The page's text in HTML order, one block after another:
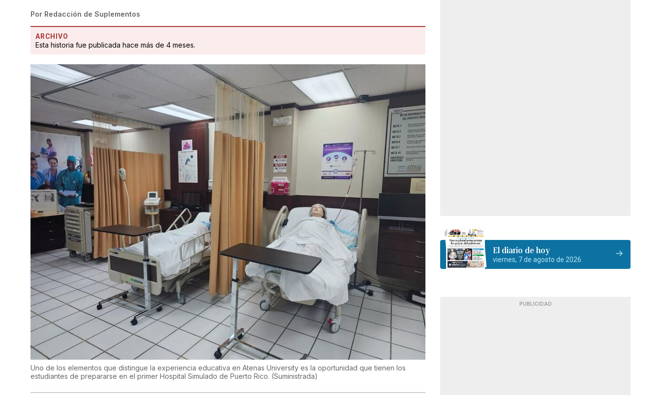
Por Redacción de Suplementos
ARCHIVO
Esta historia fue publicada hace más de 4 meses.
Uno de los elementos que distingue la experiencia educativa en Atenas University es la oportunidad que tienen los
estudiantes de prepararse en el primer Hospital Simulado de Puerto Rico. (Suministrada)
El diario de hoy
viernes, 7 de agosto de 2026
PUBLICIDAD